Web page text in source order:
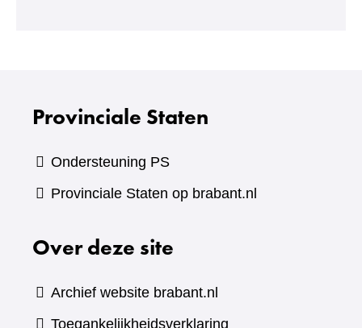
Provinciale Staten
Ondersteuning PS
Provinciale Staten op brabant.nl
Over deze site
Archief website brabant.nl
Toegankelijkheidsverklaring